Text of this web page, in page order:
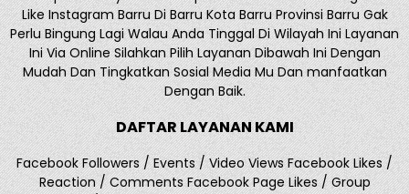
Like Instagram Barru Di Barru Kota Barru Provinsi Barru Gak
Perlu Bingung Lagi Walau Anda Tinggal Di Wilayah Ini Layanan
Ini Via Online Silahkan Pilih Layanan Dibawah Ini Dengan
Mudah Dan Tingkatkan Sosial Media Mu Dan manfaatkan
Dengan Baik.
DAFTAR LAYANAN KAMI
Facebook Followers / Events / Video Views Facebook Likes /
Reaction / Comments Facebook Page Likes / Group